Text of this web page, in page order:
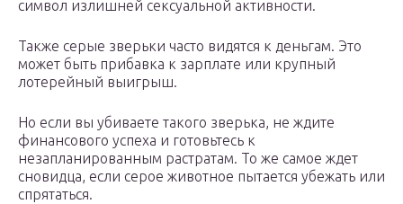
символ излишней сексуальной активности.
Также серые зверьки часто видятся к деньгам. Это
может быть прибавка к зарплате или крупный
лотерейный выигрыш.
Но если вы убиваете такого зверька, не ждите
финансового успеха и готовьтесь к
незапланированным растратам. То же самое ждет
сновидца, если серое животное пытается убежать или
спрятаться.